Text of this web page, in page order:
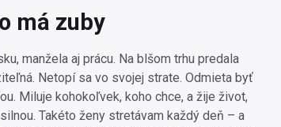
má zuby
manžela aj prácu. Na blšom trhu predala
Netopí sa vo svojej strate. Odmieta byť
Miluje kohokoľvek, koho chce, a žije život,
Takéto ženy stretávam každý deň – a